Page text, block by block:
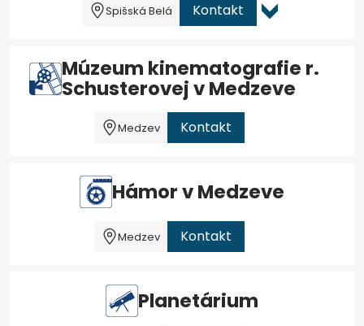
Spišská Belá Kontakt
Múzeum kinematografie r.
Schusterovej v Medzeve
Medzev Kontakt
Hámor v Medzeve
Medzev Kontakt
Planetárium